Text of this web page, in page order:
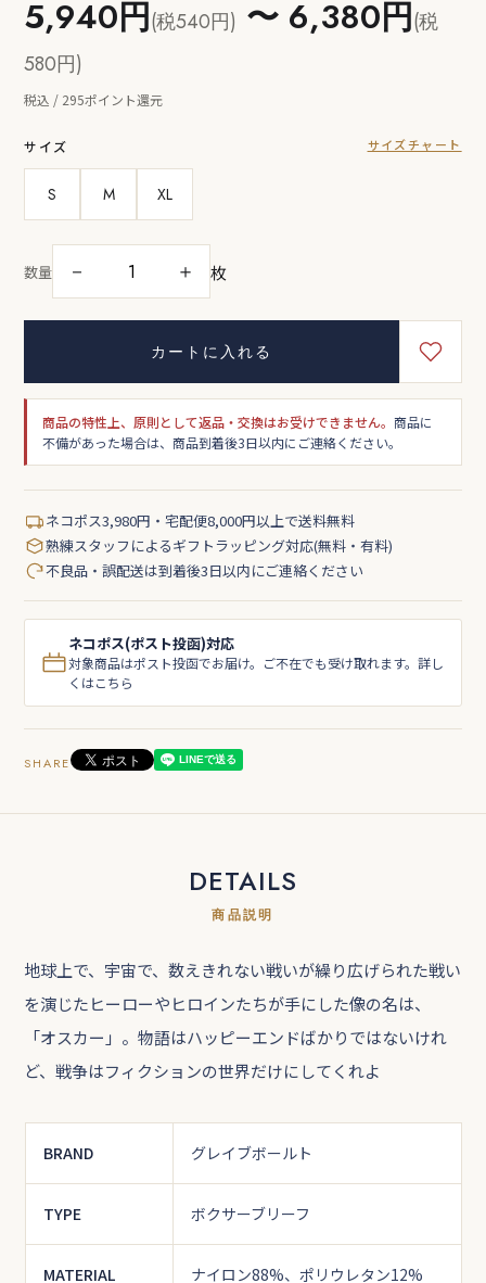
5,940円(税540円) 〜 6,380円(税
580円)
税込 / 295ポイント還元
サイズ サイズチャート
S M XL
数量 － ＋ 枚
カートに入れる
商品の特性上、原則として返品・交換はお受けできません。商品に
不備があった場合は、商品到着後3日以内にご連絡ください。
ネコポス3,980円・宅配便8,000円以上で送料無料
熟練スタッフによるギフトラッピング対応(無料・有料)
不良品・誤配送は到着後3日以内にご連絡ください
ネコポス(ポスト投函)対応
対象商品はポスト投函でお届け。ご不在でも受け取れます。詳し
くはこちら
SHARE
DETAILS
商品説明
地球上で、宇宙で、数えきれない戦いが繰り広げられた戦い
を演じたヒーローやヒロインたちが手にした像の名は、
「オスカー」。物語はハッピーエンドばかりではないけれ
ど、戦争はフィクションの世界だけにしてくれよ
BRAND グレイブボールト
TYPE ボクサーブリーフ
MATERIAL ナイロン88%、ポリウレタン12%